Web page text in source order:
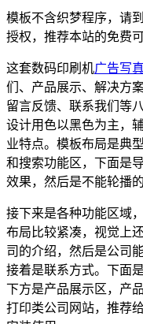
模板不含织梦程序，请
授权，推荐本站的免费
这套数码印刷机广告写
们、产品展示、解决方
留言反馈、联系我们等
设计用色以黑色为主，
业特点。模板布局是典
和搜索功能区，下面是
效果，然后是不能轮播
接下来是各种功能区域
布局比较紧凑，视觉上
司的介绍，然后是公司
接着是联系方式。下面
下方是产品展示区，产
打印类公司网站，推荐